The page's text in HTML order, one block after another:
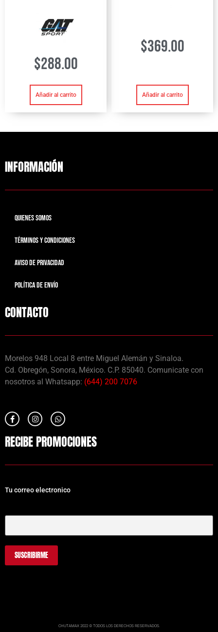
$288.00
Añadir al carrito
$369.00
Añadir al carrito
INFORMACIÓN
QUIENES SOMOS
TÉRMINOS Y CONDICIONES
AVISO DE PRIVACIDAD
POLÍTICA DE ENVÍO
CONTACTO
Morelos 948 Local 8 entre Miguel Alemán y Sinaloa.
Cd. Obregón, Sonora, México. C.P. 85040. Comunicate con
nosotros al Whatsapp: (644) 200 7076
RECIBE PROMOCIONES
Tu correo electronico
CHUTAMAX 2022 © TODOS LOS DERECHOS RESERVADOS.